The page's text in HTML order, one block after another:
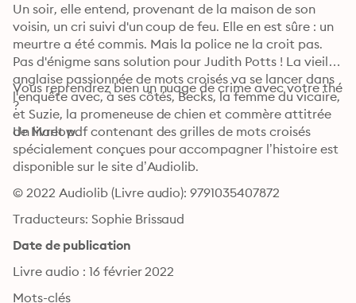
Un soir, elle entend, provenant de la maison de son
voisin, un cri suivi d'un coup de feu. Elle en est sûre : un
meurtre a été commis. Mais la police ne la croit pas.
Pas d'énigme sans solution pour Judith Potts ! La vieille
anglaise passionnée de mots croisés va se lancer dans
l'enquête avec, à ses côtés, Becks, la femme du vicaire,
et Suzie, la promeneuse de chien et commère attitrée
de Marlow.
Vous reprendrez bien un nuage de crime avec votre thé
?
Un livret pdf contenant des grilles de mots croisés
spécialement conçues pour accompagner l’histoire est
disponible sur le site d’Audiolib.
© 2022 Audiolib (Livre audio): 9791035407872
Traducteurs: Sophie Brissaud
Date de publication
Livre audio : 16 février 2022
Mots-clés